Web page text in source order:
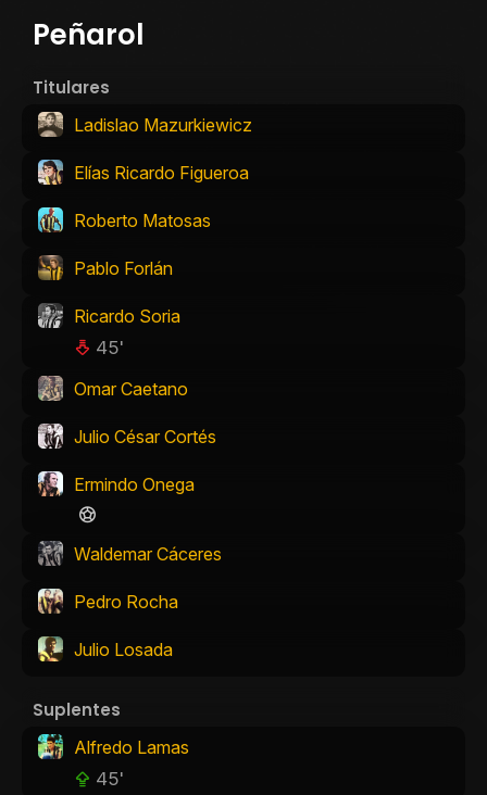
Peñarol
Titulares
Ladislao Mazurkiewicz
Elías Ricardo Figueroa
Roberto Matosas
Pablo Forlán
Ricardo Soria
45'
Omar Caetano
Julio César Cortés
Ermindo Onega
Waldemar Cáceres
Pedro Rocha
Julio Losada
Suplentes
Alfredo Lamas
45'